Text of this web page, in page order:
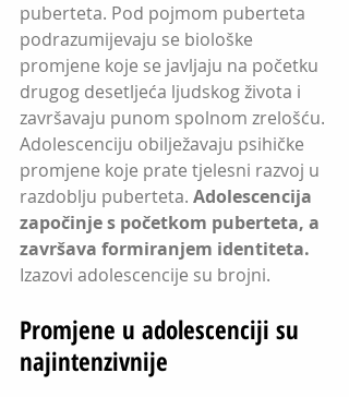
puberteta. Pod pojmom puberteta
podrazumijevaju se biološke
promjene koje se javljaju na početku
drugog desetljeća ljudskog života i
završavaju punom spolnom zrelošću.
Adolescenciju obilježavaju psihičke
promjene koje prate tjelesni razvoj u
razdoblju puberteta. Adolescencija
započinje s početkom puberteta, a
završava formiranjem identiteta.
Izazovi adolescencije su brojni.
Promjene u adolescenciji su
najintenzivnije